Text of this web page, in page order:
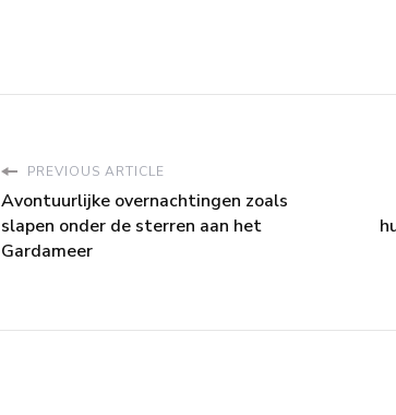
PREVIOUS ARTICLE
Avontuurlijke overnachtingen zoals
slapen onder de sterren aan het
Gardameer